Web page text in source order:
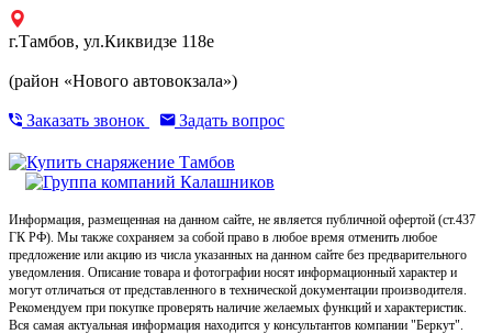
г.Тамбов, ул.Киквидзе 118е
(район «Нового автовокзала»)
Заказать звонок Задать вопрос
Информация, размещенная на данном сайте, не является публичной офертой (ст.437
ГК РФ). Мы также сохраняем за собой право в любое время отменить любое
предложение или акцию из числа указанных на данном сайте без предварительного
уведомления. Описание товара и фотографии носят информационный характер и
могут отличаться от представленного в технической документации производителя.
Рекомендуем при покупке проверять наличие желаемых функций и характеристик.
Вся самая актуальная информация находится у консультантов компании "Беркут".